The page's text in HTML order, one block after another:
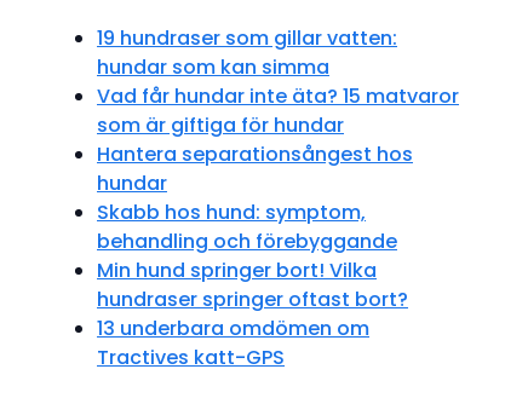
19 hundraser som gillar vatten:
hundar som kan simma
Vad får hundar inte äta? 15 matvaror
som är giftiga för hundar
Hantera separationsångest hos
hundar
Skabb hos hund: symptom,
behandling och förebyggande
Min hund springer bort! Vilka
hundraser springer oftast bort?
13 underbara omdömen om
Tractives katt-GPS